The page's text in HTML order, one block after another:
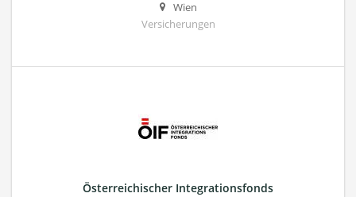
Wien
Versicherungen
Österreichischer Integrationsfonds